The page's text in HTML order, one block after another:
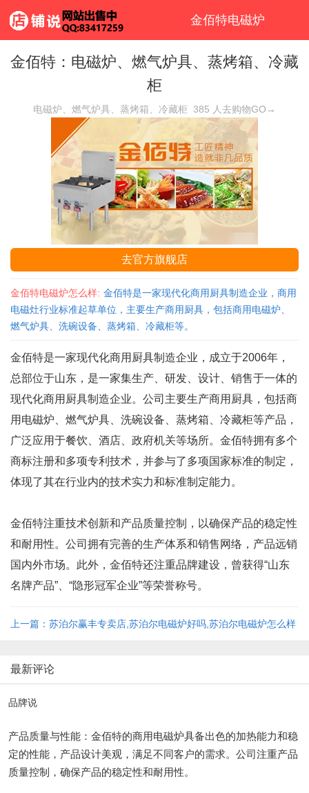
金佰特电磁炉
金佰特：电磁炉、燃气炉具、蒸烤箱、冷藏
柜
电磁炉、燃气炉具、蒸烤箱、冷藏柜 385 人去购物GO→
去官方旗舰店
金佰特电磁炉怎么样: 金佰特是一家现代化商用厨具制造企业，商用
电磁灶行业标准起草单位，主要生产商用厨具，包括商用电磁炉、
燃气炉具、洗碗设备、蒸烤箱、冷藏柜等。
金佰特是一家现代化商用厨具制造企业，成立于2006年，
总部位于山东，是一家集生产、研发、设计、销售于一体的
现代化商用厨具制造企业。公司主要生产商用厨具，包括商
用电磁炉、燃气炉具、洗碗设备、蒸烤箱、冷藏柜等产品，
广泛应用于餐饮、酒店、政府机关等场所。金佰特拥有多个
商标注册和多项专利技术，并参与了多项国家标准的制定，
体现了其在行业内的技术实力和标准制定能力。
金佰特注重技术创新和产品质量控制，以确保产品的稳定性
和耐用性。公司拥有完善的生产体系和销售网络，产品远销
国内外市场。此外，金佰特还注重品牌建设，曾获得“山东
名牌产品”、“隐形冠军企业”等荣誉称号。
上一篇：苏泊尔赢丰专卖店,苏泊尔电磁炉好吗,苏泊尔电磁炉怎么样
最新评论
品牌说
产品质量与性能：金佰特的商用电磁炉具备出色的加热能力和稳
定的性能，产品设计美观，满足不同客户的需求。公司注重产品
质量控制，确保产品的稳定性和耐用性。